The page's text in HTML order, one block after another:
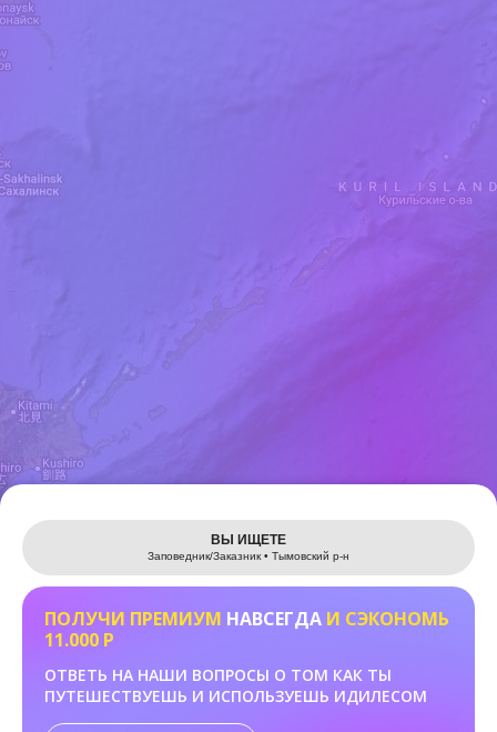
Leaflet
ВЫ ИЩЕТЕ
Заповедник/Заказник • Тымовский р-н
ПОЛУЧИ ПРЕМИУМ НАВСЕГДА И СЭКОНОМЬ
11.000 Р
ОТВЕТЬ НА НАШИ ВОПРОСЫ О ТОМ КАК ТЫ
ПУТЕШЕСТВУЕШЬ И ИСПОЛЬЗУЕШЬ ИДИЛЕСОМ